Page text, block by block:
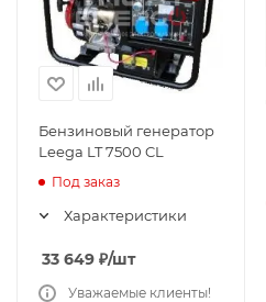
Бензиновый генератор
Leega LT 7500 CL
Под заказ
Характеристики
33 649 ₽/шт
Уважаемые клиенты!